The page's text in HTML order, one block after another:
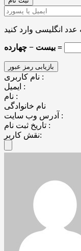
بیست − چهارده =
نام کاربری :
ایمیل :
نام :
نام خانوادگی
آدرس وب سایت :
تاریخ ثبت نام :
نقش کاربر: